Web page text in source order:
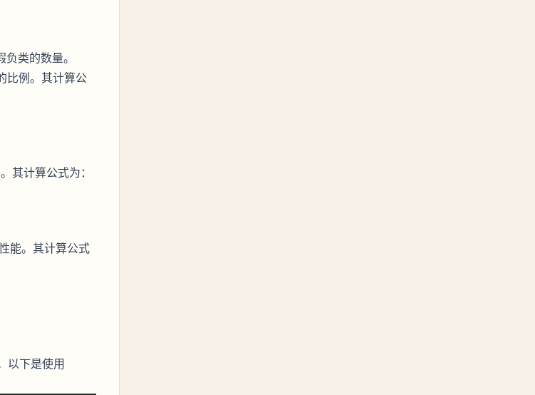
+ \text{TN}}{\text{TP} + \text{TN} + \text{FP} + \text{FN}}
类的数量。
比例。其计算公
+ \text{FP}}
其计算公式为：
+ \text{FN}}
能。其计算公式
\times \text{Recall}}{\text{Precision} + \text{Recall}}
以下是使用